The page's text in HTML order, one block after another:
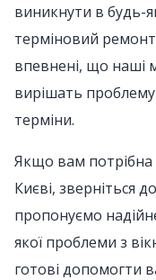
виникнути в будь-
терміновий
впевнені, що наші
вирішать
терміни.
Якщо вам потрібна
Києві, зверніться
пропонуємо
якої проблеми з
готові допомогти